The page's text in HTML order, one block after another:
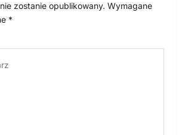
zostanie opublikowany. Wymagane
*